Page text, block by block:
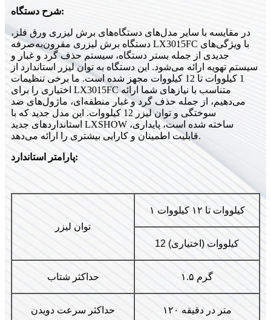
شرح دستگاه:
در مقایسه با سایر مدل‌های دستگاه‌های برش لیزری ورق فلز،
دستگاه برش لیزری مقرون‌به‌صرفه LX3015FC با ویژگی‌های
جدیدی از جمله بستر دستگاه، سیستم حذف گرد و غبار و
سیستم تهویه ارائه می‌شود. این دستگاه به توان لیزر استاندارد از
1 کیلووات تا 12 کیلووات مجهز شده است. ما برخی تنظیمات
اختیاری را برای LX3015FC متناسب با نیازهای شما ارائه
می‌دهیم، از جمله حذف گرد و غبار منطقه‌ای، ماژول‌های ضد
سوختگی و توان لیزر 12 کیلووات. این مدل جدید که با
استانداردهای جدید LXSHOW ساخته شده است، پایداری،
قابلیت اطمینان و کارایی بیشتری را ارائه می‌دهد.
پارامتر استاندارد:
توان لیزر
۱ کیلووات تا ۱۲ کیلووات
12 کیلووات (اختیاری)
حداکثر شتاب ۱.۵ گرم
حداکثر سرعت دویدن ۱۲۰ متر در دقیقه